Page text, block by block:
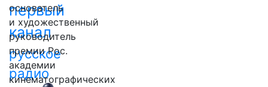
первый
канал
русское
радио
основатель
и художественный
руководитель
премии Рос.
академии
кинематографических